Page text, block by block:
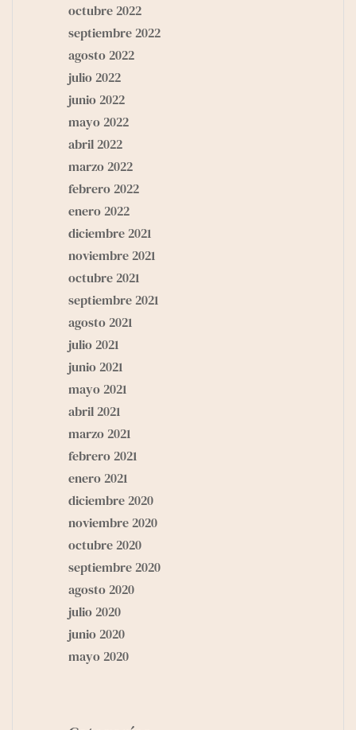
octubre 2022
septiembre 2022
agosto 2022
julio 2022
junio 2022
mayo 2022
abril 2022
marzo 2022
febrero 2022
enero 2022
diciembre 2021
noviembre 2021
octubre 2021
septiembre 2021
agosto 2021
julio 2021
junio 2021
mayo 2021
abril 2021
marzo 2021
febrero 2021
enero 2021
diciembre 2020
noviembre 2020
octubre 2020
septiembre 2020
agosto 2020
julio 2020
junio 2020
mayo 2020